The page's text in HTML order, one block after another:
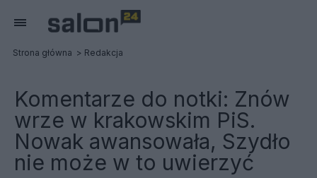
Strona główna Redakcja
Komentarze do notki: Znów
wrze w krakowskim PiS.
Nowak awansowała, Szydło
nie może w to uwierzyć